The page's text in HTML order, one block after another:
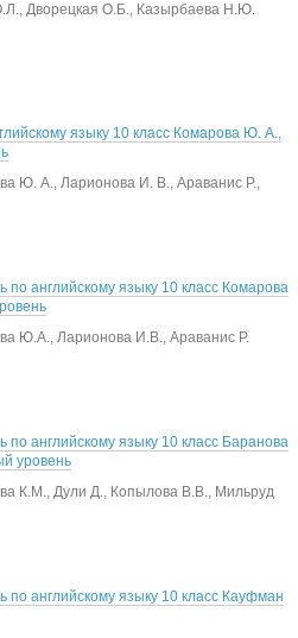
Дворецкая О.Б., Казырбаева Н.Ю.
языку 10 класс Комарова Ю. А.,
Ю. А., Ларионова И. В., Араванис Р.,
по английскому языку 10 класс Комарова
Ю.А., Ларионова И.В., Араванис Р.
по английскому языку 10 класс Баранова
уровень
К.М., Дули Д., Копылова В.В., Мильруд
по английскому языку 10 класс Кауфман